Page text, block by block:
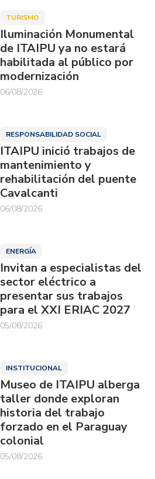
TURISMO
Iluminación Monumental
de ITAIPU ya no estará
habilitada al público por
modernización
06/08/2026
RESPONSABILIDAD SOCIAL
ITAIPU inició trabajos de
mantenimiento y
rehabilitación del puente
Cavalcanti
06/08/2026
ENERGÍA
Invitan a especialistas del
sector eléctrico a
presentar sus trabajos
para el XXI ERIAC 2027
05/08/2026
INSTITUCIONAL
Museo de ITAIPU alberga
taller donde exploran
historia del trabajo
forzado en el Paraguay
colonial
05/08/2026